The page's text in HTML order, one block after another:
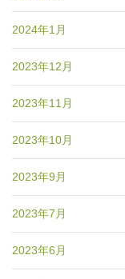
2024年1月
2023年12月
2023年11月
2023年10月
2023年9月
2023年7月
2023年6月